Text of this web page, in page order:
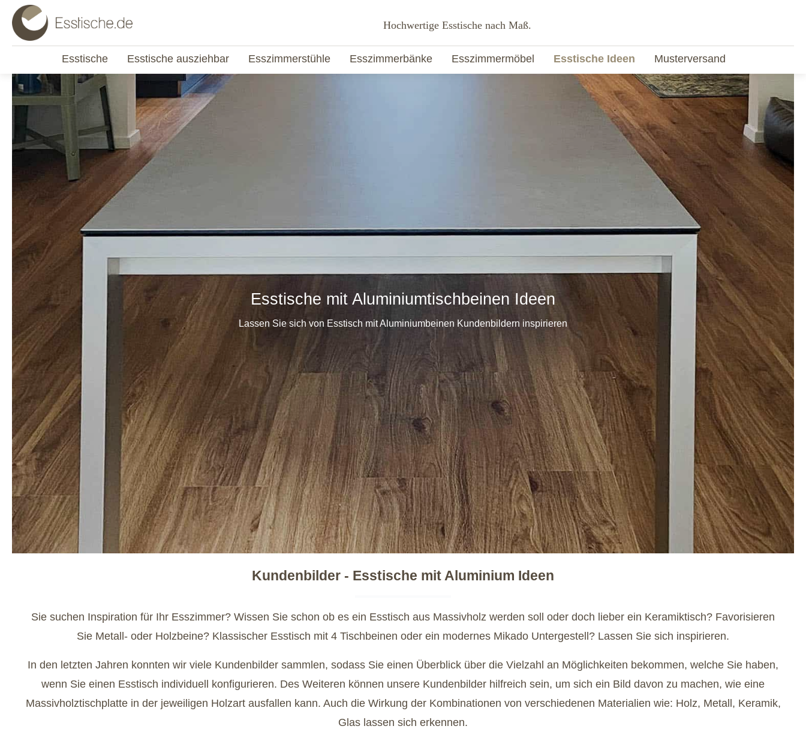
Hochwertige Esstische nach Maß.
Esstische Esstische ausziehbar Esszimmerstühle Esszimmerbänke Esszimmermöbel Esstische Ideen Musterversand
Esstische mit Aluminiumtischbeinen Ideen
Lassen Sie sich von Esstisch mit Aluminiumbeinen Kundenbildern inspirieren
Kundenbilder - Esstische mit Aluminium Ideen
Sie suchen Inspiration für Ihr Esszimmer? Wissen Sie schon ob es ein Esstisch aus Massivholz werden soll oder doch lieber ein Keramiktisch? Favorisieren
Sie Metall- oder Holzbeine? Klassischer Esstisch mit 4 Tischbeinen oder ein modernes Mikado Untergestell? Lassen Sie sich inspirieren.
In den letzten Jahren konnten wir viele Kundenbilder sammlen, sodass Sie einen Überblick über die Vielzahl an Möglichkeiten bekommen, welche Sie haben,
wenn Sie einen Esstisch individuell konfigurieren. Des Weiteren können unsere Kundenbilder hilfreich sein, um sich ein Bild davon zu machen, wie eine
Massivholztischplatte in der jeweiligen Holzart ausfallen kann. Auch die Wirkung der Kombinationen von verschiedenen Materialien wie: Holz, Metall, Keramik,
Glas lassen sich erkennen.